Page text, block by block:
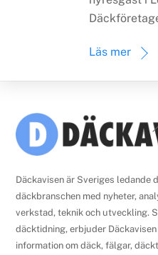
Läs mer
Däckavisen är Sveriges ledande
däckbranschen med nyheter,
verkstad, teknik och utveckling.
däcktidning, erbjuder
information om däck, fälgar,